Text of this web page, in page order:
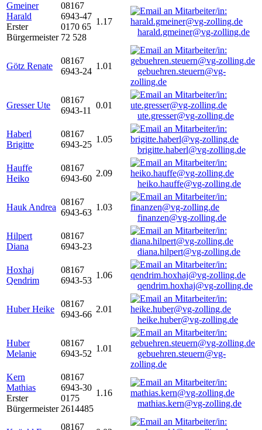
Gmeiner
Harald
Erster
Bürgermeister
08167
6943-47
0170 65
72 528
1.17
harald.gmeiner@vg-zolling.de
Götz Renate
08167
6943-24
1.01
gebuehren.steuern@vg-
zolling.de
Gresser Ute
08167
6943-11
0.01
ute.gresser@vg-zolling.de
Haberl
Brigitte
08167
6943-25
1.05
brigitte.haberl@vg-zolling.de
Hauffe
Heiko
08167
6943-60
2.09
heiko.hauffe@vg-zolling.de
Hauk Andrea
08167
6943-63
1.03
finanzen@vg-zolling.de
Hilpert
Diana
08167
6943-23
diana.hilpert@vg-zolling.de
Hoxhaj
Qendrim
08167
6943-53
1.06
qendrim.hoxhaj@vg-zolling.de
Huber Heike
08167
6943-66
2.01
heike.huber@vg-zolling.de
Huber
Melanie
08167
6943-52
1.01
gebuehren.steuern@vg-
zolling.de
Kern
Mathias
Erster
Bürgermeister
08167
6943-30
0175
2614485
1.16
mathias.kern@vg-zolling.de
08167